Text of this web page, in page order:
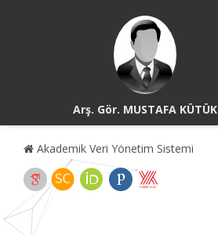
Arş. Gör. MUSTAFA KÜTÜK
Akademik Veri Yönetim Sistemi